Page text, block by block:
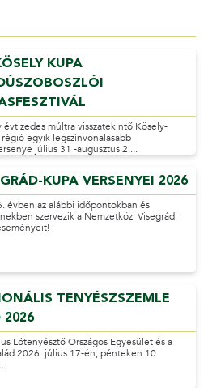
KUPA
évtizedes múltra visszatekintő Kösely-
egyik legszínvonalasabb
július 31 -augusztus 2....
KUPA VERSENYEI 2026
évben az alábbi időpontokban és
szervezik a Nemzetközi Visegrádi
TENYÉSZSZEMLE
2026
Lótenyésztő Országos Egyesület és a
2026. július 17-én, pénteken 10